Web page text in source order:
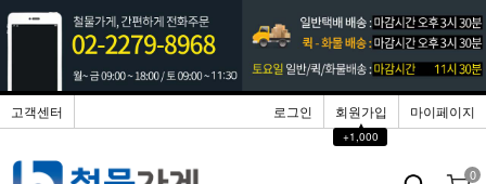
고객센터 로그인 회원가입
▲
+1,000
마이페이지
0